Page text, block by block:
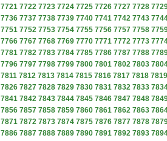
7721 7722 7723 7724 7725 7726 7727 7728
7736 7737 7738 7739 7740 7741 7742 7743
7751 7752 7753 7754 7755 7756 7757 7758
7766 7767 7768 7769 7770 7771 7772 7773
7781 7782 7783 7784 7785 7786 7787 7788
7796 7797 7798 7799 7800 7801 7802 7803
7811 7812 7813 7814 7815 7816 7817 7818 7819
7826 7827 7828 7829 7830 7831 7832 7833
7841 7842 7843 7844 7845 7846 7847 7848
7856 7857 7858 7859 7860 7861 7862 7863
7871 7872 7873 7874 7875 7876 7877 7878
7886 7887 7888 7889 7890 7891 7892 7893